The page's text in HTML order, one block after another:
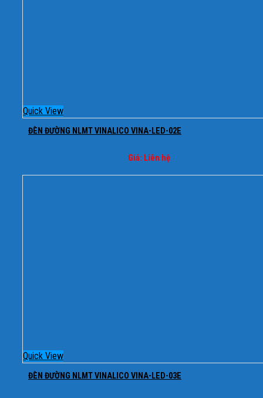
Quick View
ĐÈN ĐƯỜNG NLMT VINALICO VINA-LED-02E
Giá: Liên hệ
Quick View
ĐÈN ĐƯỜNG NLMT VINALICO VINA-LED-03E